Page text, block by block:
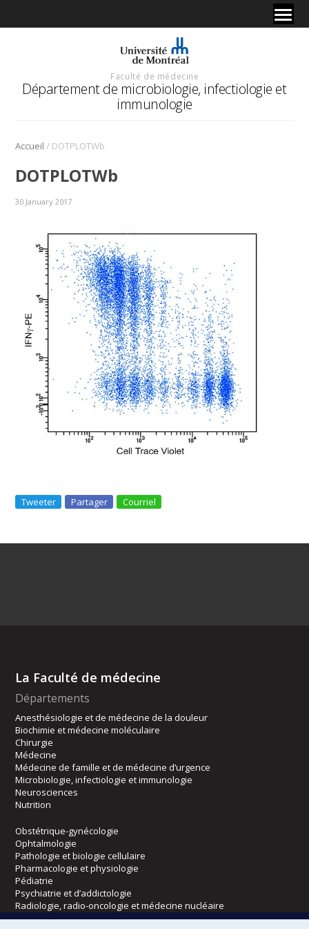
Faculté de médecine
Département de microbiologie, infectiologie et
immunologie
Accueil / DOTPLOTWb
DOTPLOTWb
30 January 2017
Tweeter Partager Courriel
La Faculté de médecine
Départements
Anesthésiologie et de médecine de la douleur
Biochimie et médecine moléculaire
Chirurgie
Médecine
Médecine de famille et de médecine d’urgence
Microbiologie, infectiologie et immunologie
Neurosciences
Nutrition
Obstétrique-gynécologie
Ophtalmologie
Pathologie et biologie cellulaire
Pharmacologie et physiologie
Pédiatrie
Psychiatrie et d’addictologie
Radiologie, radio-oncologie et médecine nucléaire